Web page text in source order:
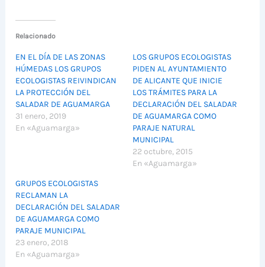
Relacionado
EN EL DÍA DE LAS ZONAS
HÚMEDAS LOS GRUPOS
ECOLOGISTAS REIVINDICAN
LA PROTECCIÓN DEL
SALADAR DE AGUAMARGA
31 enero, 2019
En «Aguamarga»
LOS GRUPOS ECOLOGISTAS
PIDEN AL AYUNTAMIENTO
DE ALICANTE QUE INICIE
LOS TRÁMITES PARA LA
DECLARACIÓN DEL SALADAR
DE AGUAMARGA COMO
PARAJE NATURAL
MUNICIPAL
22 octubre, 2015
En «Aguamarga»
GRUPOS ECOLOGISTAS
RECLAMAN LA
DECLARACIÓN DEL SALADAR
DE AGUAMARGA COMO
PARAJE MUNICIPAL
23 enero, 2018
En «Aguamarga»